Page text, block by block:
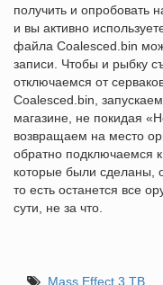
получить и опробовать
и вы активно
файла Coalesced.bin
записи. Чтобы и рыбку
отключаемся от
Coalesced.bin,
магазине, не покидая
возвращаем на место
обратно подключаемся
которые были сделаны,
то есть останется все
сути, не за что.
Mass Effect 3 ТВ